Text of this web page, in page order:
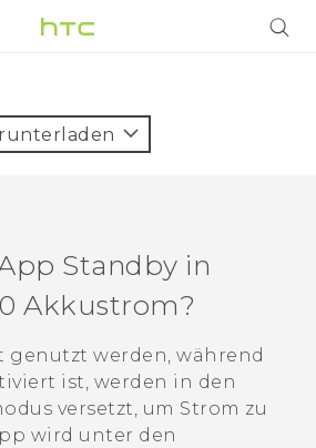
Standby in
Akkustrom?
genutzt werden, während
ist, werden in den
versetzt, um Strom zu
wird unter den